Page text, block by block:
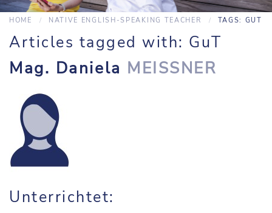
HOME NATIVE ENGLISH-SPEAKING TEACHER TAGS: GUT
Articles tagged with: GuT
Mag. Daniela MEISSNER
Unterrichtet: